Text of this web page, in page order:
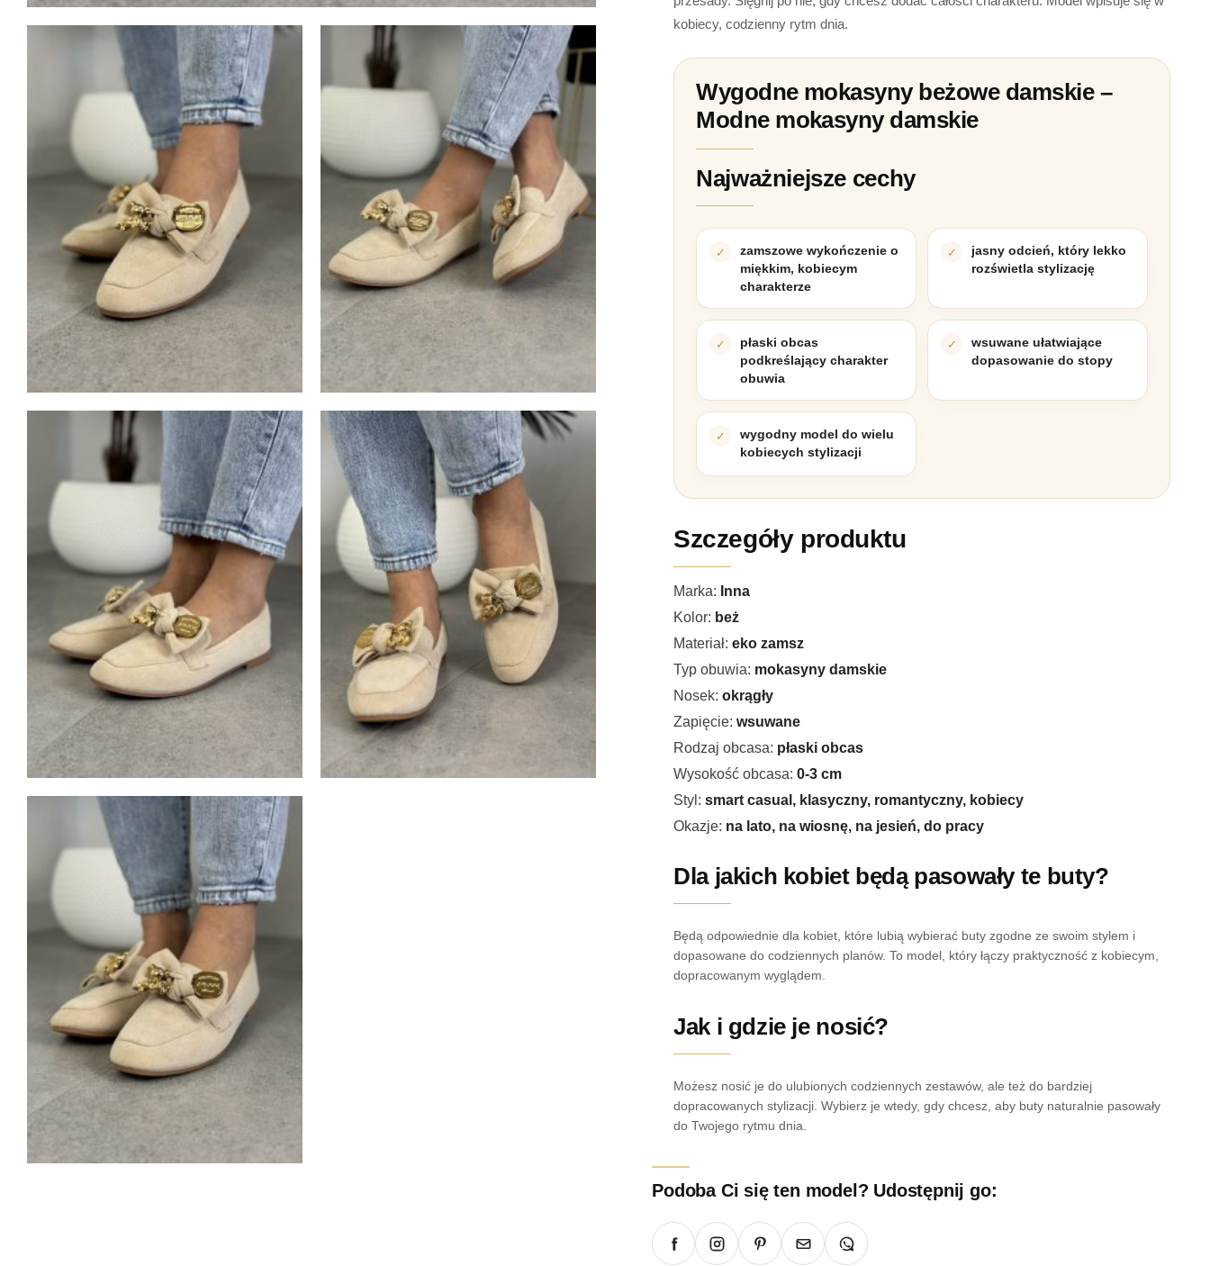
kobiecy, codzienny rytm dnia.
Wygodne mokasyny beżowe damskie –
Modne mokasyny damskie
Najważniejsze cechy
zamszowe wykończenie o
miękkim, kobiecym
charakterze
jasny odcień, który lekko
rozświetla stylizację
płaski obcas
podkreślający charakter
obuwia
wsuwane ułatwiające
dopasowanie do stopy
wygodny model do wielu
kobiecych stylizacji
Szczegóły produktu
Marka: Inna
Kolor: beż
Materiał:eko zamsz
Typ obuwia: mokasyny damskie
Nosek:okrągły
Zapięcie:wsuwane
Rodzaj obcasa: płaski obcas
Wysokość obcasa:0-3 cm
Styl:smart casual, klasyczny, romantyczny, kobiecy
Okazje: na lato, na wiosnę, na jesień, do pracy
Dla jakich kobiet będą pasowały te buty?
Będą odpowiednie dla kobiet, które lubią wybierać buty zgodne ze swoim stylem i
dopasowane do codziennych planów. To model, który łączy praktyczność z kobiecym,
dopracowanym wyglądem.
Jak i gdzie je nosić?
Możesz nosić je do ulubionych codziennych zestawów, ale też do bardziej
dopracowanych stylizacji. Wybierz je wtedy, gdy chcesz, aby buty naturalnie pasowały
do Twojego rytmu dnia.
Podoba Ci się ten model? Udostępnij go: